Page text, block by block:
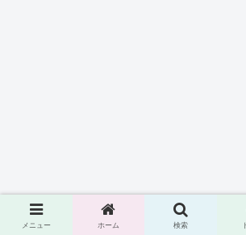
メニュー ホーム 検索